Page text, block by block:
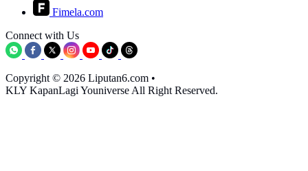
Fimela.com
Connect with Us
Copyright © 2026 Liputan6.com •
KLY KapanLagi Youniverse All Right Reserved.